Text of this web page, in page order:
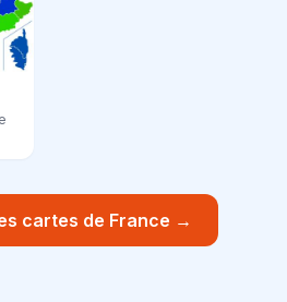
cartes de France →